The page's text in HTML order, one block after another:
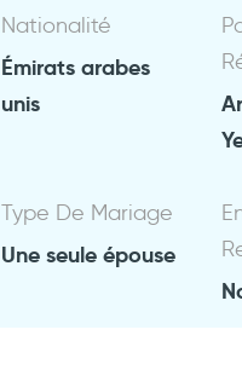
Nationalité
Émirats arabes
unis
Type De Mariage
Une seule épouse